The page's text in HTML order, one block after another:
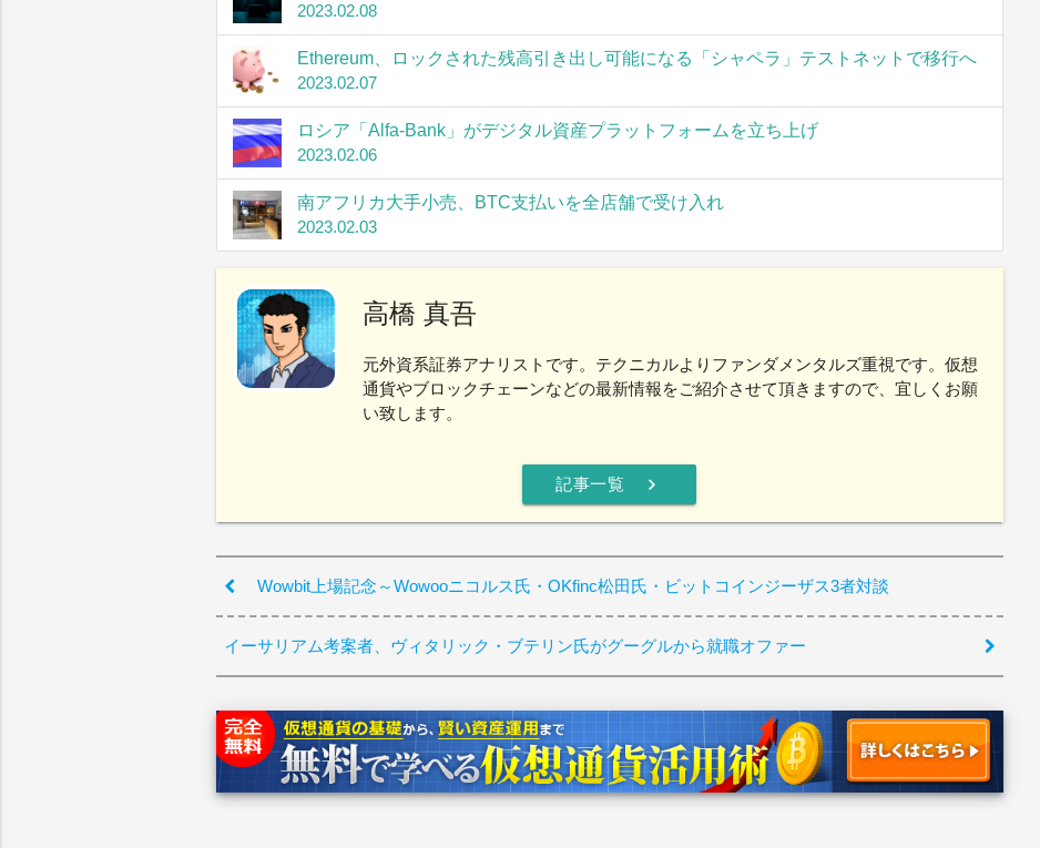
2023.02.08
Ethereum、ロックされた残高引き出し可能になる「シャペラ」テストネットで移行へ
2023.02.07
ロシア「Alfa-Bank」がデジタル資産プラットフォームを立ち上げ
2023.02.06
南アフリカ大手小売、BTC支払いを全店舗で受け入れ
2023.02.03
高橋 真吾
元外資系証券アナリストです。テクニカルよりファンダメンタルズ重視です。仮想
通貨やブロックチェーンなどの最新情報をご紹介させて頂きますので、宜しくお願
い致します。
記事一覧 chevron_right
Wowbit上場記念～Wowooニコルス氏・OKfinc松田氏・ビットコインジーザス3者対談
イーサリアム考案者、ヴィタリック・ブテリン氏がグーグルから就職オファー